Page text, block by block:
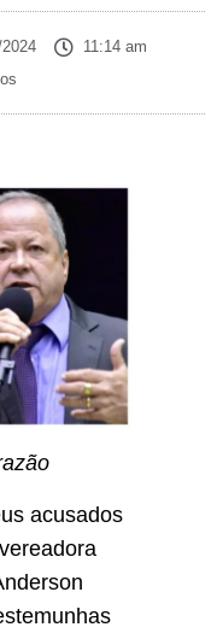
11:14 am
acusados